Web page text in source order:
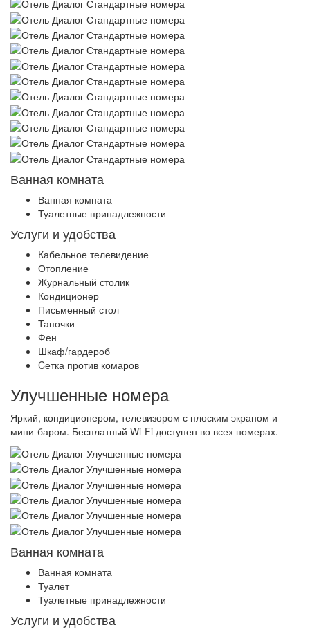
Ванная комната
Ванная комната
Туалетные принадлежности
Услуги и удобства
Кабельное телевидение
Отопление
Журнальный столик
Кондиционер
Письменный стол
Тапочки
Фен
Шкаф/гардероб
Cетка против комаров
Улучшенные номера
Яркий, кондиционером, телевизором с плоским экраном и
мини-баром. Бесплатный Wi-Fi доступен во всех номерах.
Ванная комната
Ванная комната
Туалет
Туалетные принадлежности
Услуги и удобства